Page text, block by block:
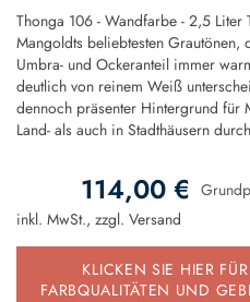
Thonga 106 - Wandfarbe - 2,5 Liter
Mangoldts beliebtesten
Umbra- und Ockeranteil immer
deutlich von reinem Weiß
dennoch präsenter Hintergrund für
Land- als auch in Stadthäusern
114,00 €
inkl. MwSt., zzgl. Versand
KLICKEN SIE HIER
FARBQUALITÄTEN UND